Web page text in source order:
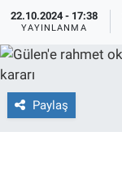
22.10.2024 - 17:38
YAYINLANMA
Paylaş
Eğitim
Ekonomi